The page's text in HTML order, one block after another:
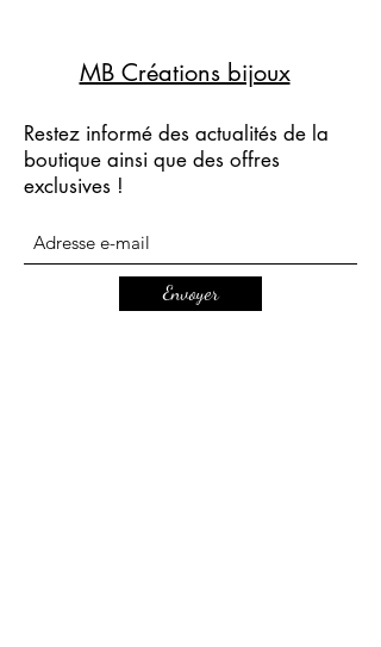
MB Créations bijoux
Restez informé des actualités de la
boutique ainsi que des offres
exclusives !
Envoyer